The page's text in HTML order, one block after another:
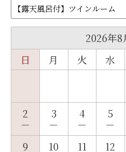
2026年8
日
月 火 水
2
－
3
－
4
－
5
－
9
10 11 12